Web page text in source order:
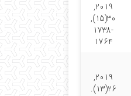
2019,
30(15),
1738-
1764
2019,
26(13).